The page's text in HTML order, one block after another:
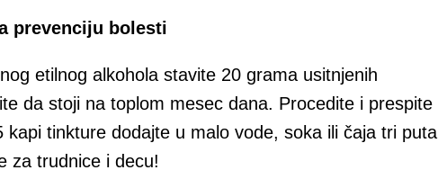
prevenciju bolesti
etilnog alkohola stavite 20 grama usitnjenih
da stoji na toplom mesec dana. Procedite i prespite
kapi tinkture dodajte u malo vode, soka ili čaja tri puta
za trudnice i decu!